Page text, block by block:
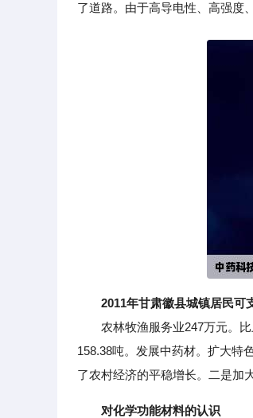
了道路。由于高导电性、高强度
2011年甘肃徽县城镇居民可
农林牧渔服务业247万元。比
158.38吨。发展中药材。扩大特
了农村经济的平稳增长。二是加
对化学功能材料的认识